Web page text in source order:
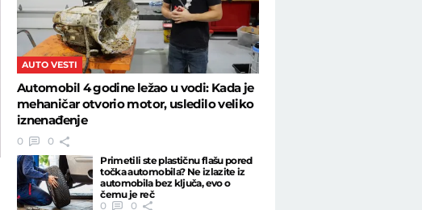
AUTO VESTI
Automobil 4 godine ležao u vodi: Kada je
mehaničar otvorio motor, usledilo veliko
iznenađenje
0
0
Primetili ste plastičnu flašu pored
točka automobila? Ne izlazite iz
automobila bez ključa, evo o
čemu je reč
0
0